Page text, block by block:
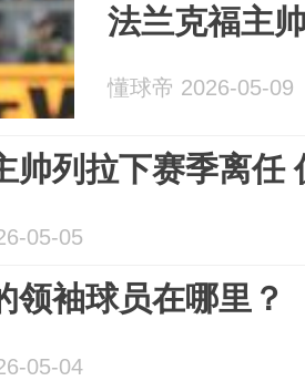
法兰克福主
懂球帝 2026-05-09
帅列拉下赛季离任
05-05
领袖球员在哪里？
05-04